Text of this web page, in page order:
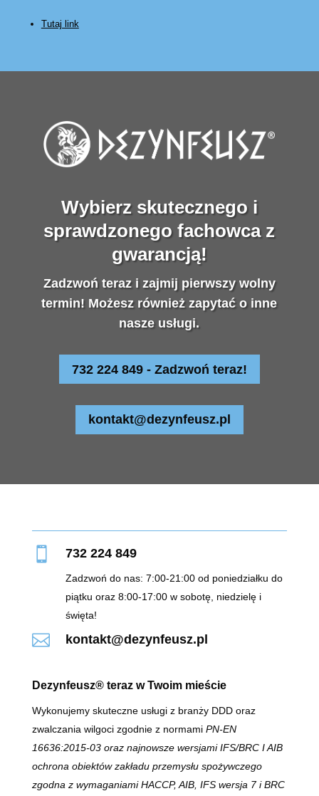
Tutaj link
Wybierz skutecznego i
sprawdzonego fachowca z
gwarancją!
Zadzwoń teraz i zajmij pierwszy wolny
termin! Możesz również zapytać o inne
nasze usługi.
732 224 849 - Zadzwoń teraz!
kontakt@dezynfeusz.pl
 732 224 849
Zadzwoń do nas: 7:00-21:00 od poniedziałku do
piątku oraz 8:00-17:00 w sobotę, niedzielę i
święta!
 kontakt@dezynfeusz.pl
Dezynfeusz® teraz w Twoim mieście
Wykonujemy skuteczne usługi z branży DDD oraz
zwalczania wilgoci zgodnie z normami PN-EN
16636:2015-03 oraz najnowsze wersjami IFS/BRC I AIB
ochrona obiektów zakładu przemysłu spożywczego
zgodna z wymaganiami HACCP, AIB, IFS wersja 7 i BRC